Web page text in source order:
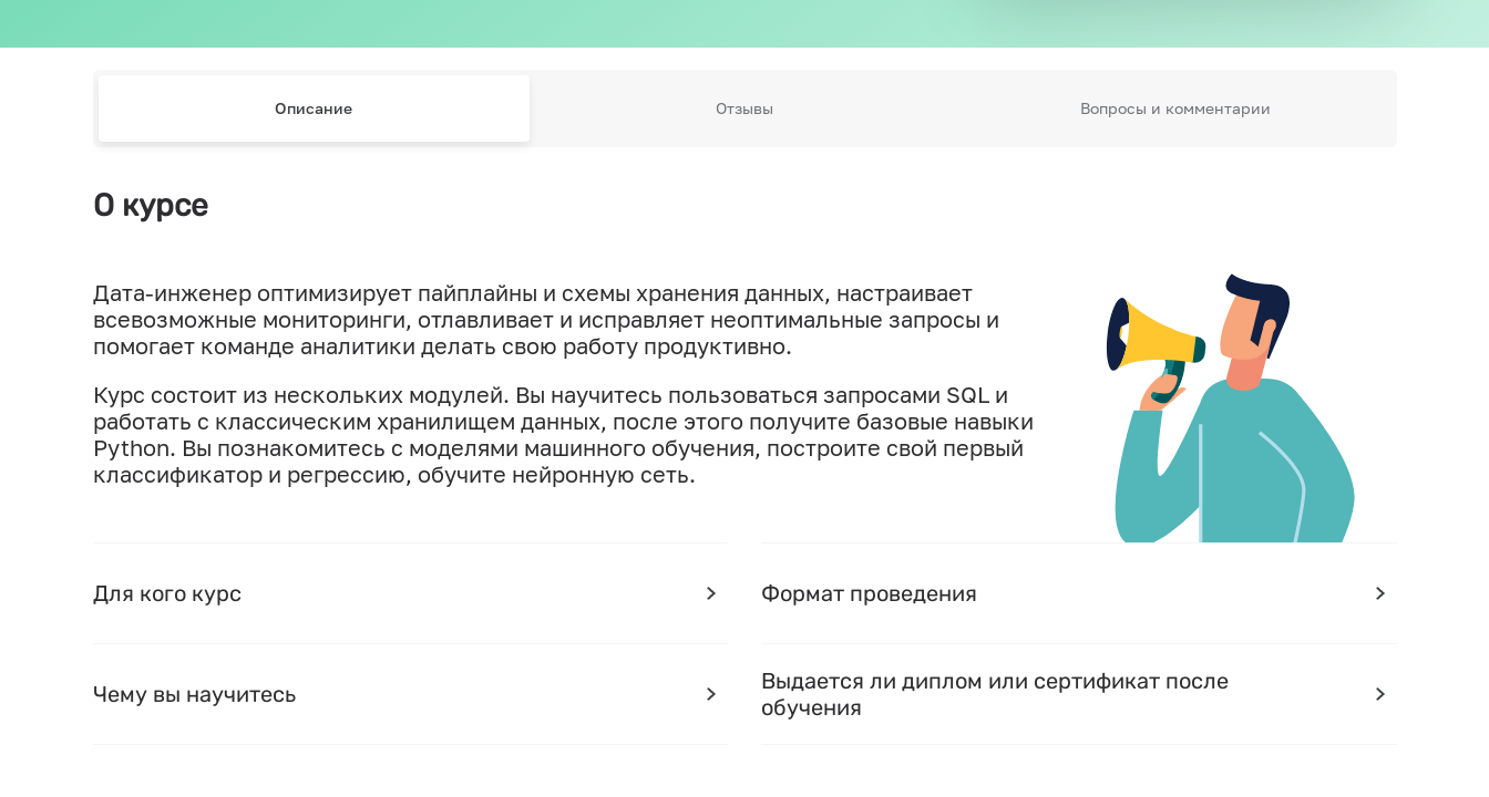
Описание Отзывы Вопросы и комментарии
О курсе
Дата-инженер оптимизирует пайплайны и схемы хранения данных, настраивает
всевозможные мониторинги, отлавливает и исправляет неоптимальные запросы и
помогает команде аналитики делать свою работу продуктивно.
Курс состоит из нескольких модулей. Вы научитесь пользоваться запросами SQL и
работать с классическим хранилищем данных, после этого получите базовые навыки
Python. Вы познакомитесь с моделями машинного обучения, построите свой первый
классификатор и регрессию, обучите нейронную сеть.
Для кого курс
Чему вы научитесь
Формат проведения
Выдается ли диплом или сертификат после
обучения